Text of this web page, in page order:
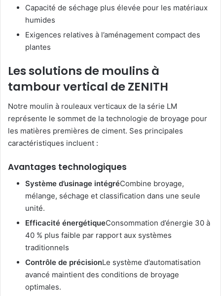
Capacité de séchage plus élevée pour les matériaux
humides
Exigences relatives à l’aménagement compact des
plantes
Les solutions de moulins à
tambour vertical de ZENITH
Notre moulin à rouleaux verticaux de la série LM
représente le sommet de la technologie de broyage pour
les matières premières de ciment. Ses principales
caractéristiques incluent :
Avantages technologiques
Système d’usinage intégréCombine broyage,
mélange, séchage et classification dans une seule
unité.
Efficacité énergétiqueConsommation d’énergie 30 à
40 % plus faible par rapport aux systèmes
traditionnels
Contrôle de précisionLe système d’automatisation
avancé maintient des conditions de broyage
optimales.